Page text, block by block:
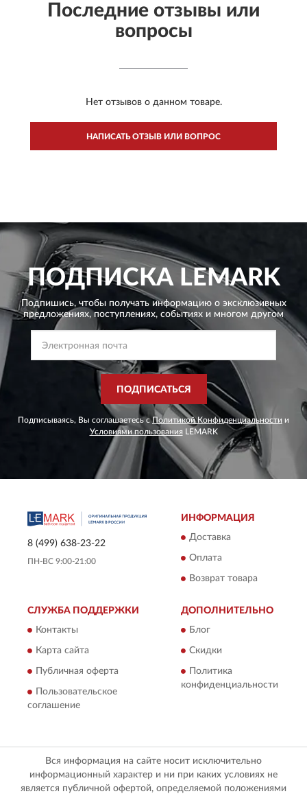
Последние отзывы или
вопросы
Нет отзывов о данном товаре.
НАПИСАТЬ ОТЗЫВ ИЛИ ВОПРОС
ПОДПИСКАLEMARK
Подпишись, чтобы получать информацию о эксклюзивных
предложениях, поступлениях, событиях и многом другом
ПОДПИСАТЬСЯ
Подписываясь, Вы соглашаетесь сПолитикой Конфиденциальности и
Условиями пользования LEMARK
8 (499) 638-23-22
ПН-ВС 9:00-21:00
ИНФОРМАЦИЯ
Доставка
Оплата
Возврат товара
СЛУЖБА ПОДДЕРЖКИ
Контакты
Карта сайта
Публичная оферта
Пользовательское
соглашение
ДОПОЛНИТЕЛЬНО
Блог
Скидки
Политика
конфиденциальности
Вся информация на сайте носит исключительно
информационный характер и ни при каких условиях не
является публичной офертой, определяемой положениями